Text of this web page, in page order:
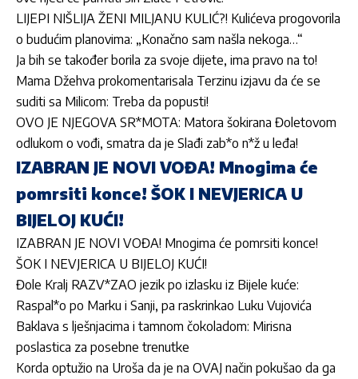
LIJEPI NIŠLIJA ŽENI MILJANU KULIĆ?! Kulićeva progovorila
o budućim planovima: „Konačno sam našla nekoga…“
Ja bih se također borila za svoje dijete, ima pravo na to!
Mama Džehva prokomentarisala Terzinu izjavu da će se
suditi sa Milicom: Treba da popusti!
OVO JE NJEGOVA SR*MOTA: Matora šokirana Đoletovom
odlukom o vođi, smatra da je Slađi zab*o n*ž u leđa!
IZABRAN JE NOVI VOĐA! Mnogima će
pomrsiti konce! ŠOK I NEVJERICA U
BIJELOJ KUĆI!
IZABRAN JE NOVI VOĐA! Mnogima će pomrsiti konce!
ŠOK I NEVJERICA U BIJELOJ KUĆI!
Đole Kralj RAZV*ZAO jezik po izlasku iz Bijele kuće:
Raspal*o po Marku i Sanji, pa raskrinkao Luku Vujovića
Baklava s lješnjacima i tamnom čokoladom: Mirisna
poslastica za posebne trenutke
Korda optužio na Uroša da je na OVAJ način pokušao da ga